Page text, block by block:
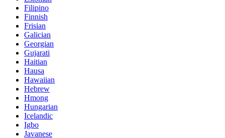
Filipino
Finnish
Frisian
Galician
Georgian
Gujarati
Haitian
Hausa
Hawaiian
Hebrew
Hmong
Hungarian
Icelandic
Igbo
Javanese